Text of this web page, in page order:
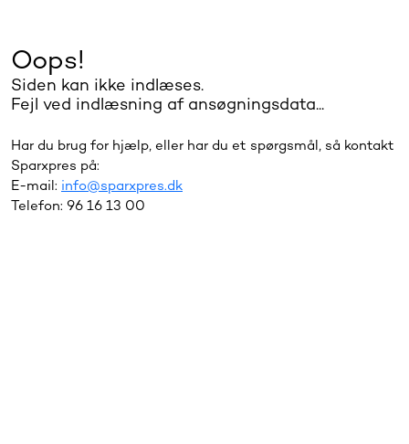
Oops!
Siden kan ikke indlæses.
Fejl ved indlæsning af ansøgningsdata...
Har du brug for hjælp, eller har du et spørgsmål, så kontakt
Sparxpres på:
E-mail: info@sparxpres.dk
Telefon: 96 16 13 00